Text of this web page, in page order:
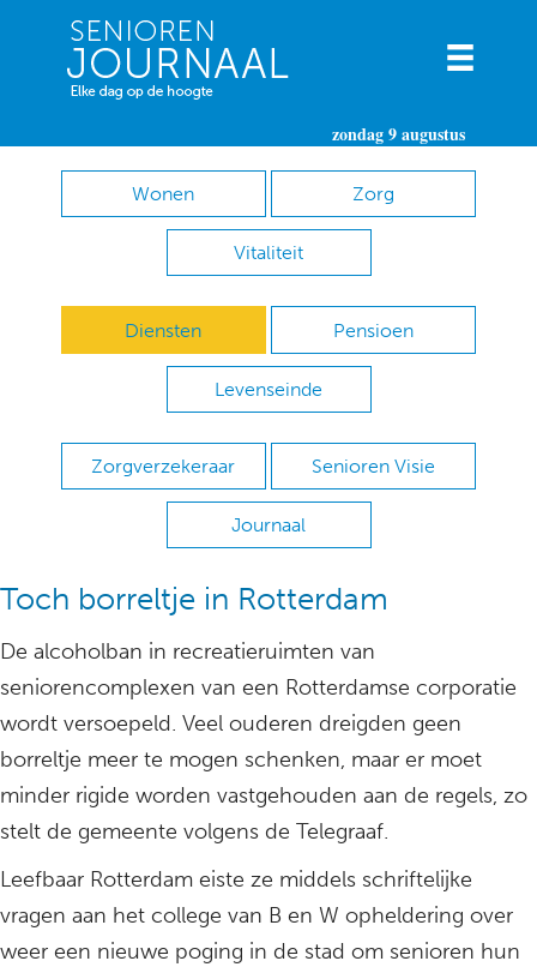
zondag 9 augustus
Wonen Zorg
Vitaliteit
Diensten Pensioen
Levenseinde
Zorgverzekeraar Senioren Visie
Journaal
Toch borreltje in Rotterdam
De alcoholban in recreatieruimten van
seniorencomplexen van een Rotterdamse corporatie
wordt versoepeld. Veel ouderen dreigden geen
borreltje meer te mogen schenken, maar er moet
minder rigide worden vastgehouden aan de regels, zo
stelt de gemeente volgens de Telegraaf.
Leefbaar Rotterdam eiste ze middels schriftelijke
vragen aan het college van B en W opheldering over
weer een nieuwe poging in de stad om senioren hun